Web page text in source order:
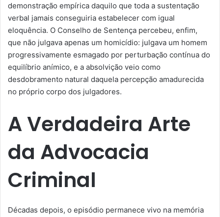
demonstração empírica daquilo que toda a sustentação
verbal jamais conseguiria estabelecer com igual
eloquência. O Conselho de Sentença percebeu, enfim,
que não julgava apenas um homicídio: julgava um homem
progressivamente esmagado por perturbação contínua do
equilíbrio anímico, e a absolvição veio como
desdobramento natural daquela percepção amadurecida
no próprio corpo dos julgadores.
A Verdadeira Arte
da Advocacia
Criminal
Décadas depois, o episódio permanece vivo na memória